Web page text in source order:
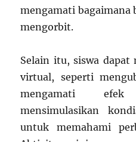
mengamati bagaimana
mengorbit.
Selain itu, siswa dapat
virtual, seperti
mengamati
mensimulasikan
untuk memahami